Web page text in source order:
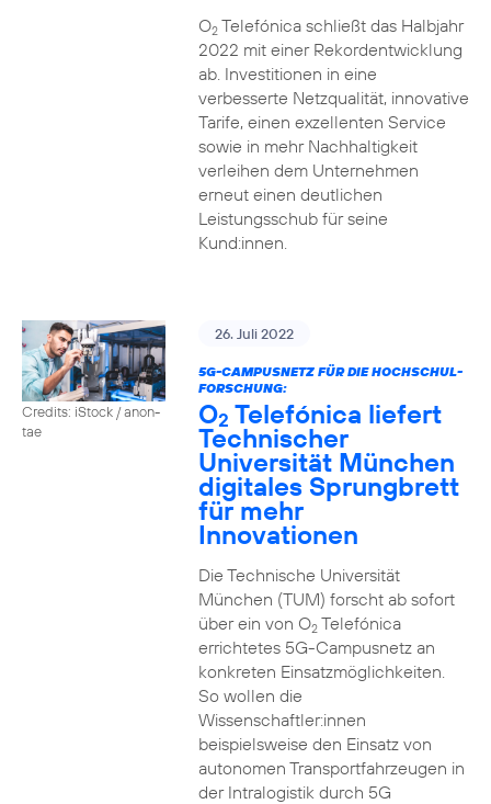
O2Telefónica schließt das Halbjahr
2022 mit einer Rekordentwicklung
ab. Investitionen in eine
verbesserte Netzqualität, innovative
Tarife, einen exzellenten Service
sowie in mehr Nachhaltigkeit
verleihen dem Unternehmen
erneut einen deutlichen
Leistungsschub für seine
Kund:innen.
Credits: iStock / anon-
tae
26. Juli 2022
5G-CAMPUSNETZ FÜR DIE HOCHSCHUL-
FORSCHUNG:
O2 Telefónica liefert
Technischer
Universität München
digitales Sprungbrett
für mehr
Innovationen
Die Technische Universität
München (TUM) forscht ab sofort
über ein von O2Telefónica
errichtetes 5G-Campusnetz an
konkreten Einsatzmöglichkeiten.
So wollen die
Wissenschaftler:innen
beispielsweise den Einsatz von
autonomen Transportfahrzeugen in
der Intralogistik durch 5G